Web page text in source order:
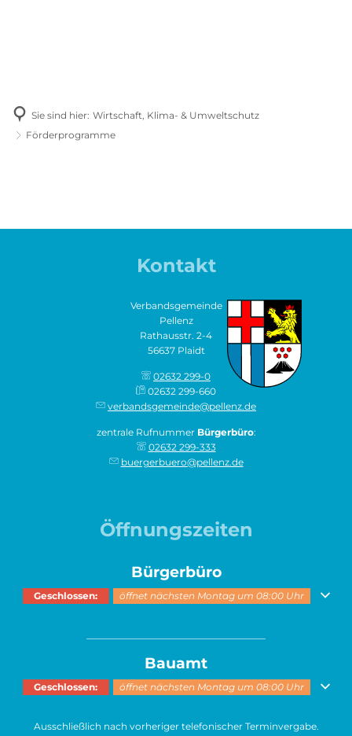
Sie sind hier: Wirtschaft, Klima- & Umweltschutz
Förderprogramme
Kontakt
Verbandsgemeinde
Pellenz
Rathausstr. 2-4
56637 Plaidt
02632 299-0
02632 299-660
verbandsgemeinde@pellenz.de
zentrale Rufnummer Bürgerbüro:
02632 299-333
buergerbuero@pellenz.de
Öffnungszeiten
Bürgerbüro
Klicken, um weitere Öffnungs- oder Schließzeiten auszublenden
Geschlossen: öffnet nächsten Montag um 08:00 Uhr
Bauamt
Klicken, um weitere Öffnungs- oder Schließzeiten auszublenden
Geschlossen: öffnet nächsten Montag um 08:00 Uhr
Ausschließlich nach vorheriger telefonischer Terminvergabe.